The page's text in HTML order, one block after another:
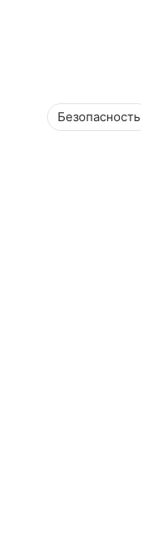
Безопасность